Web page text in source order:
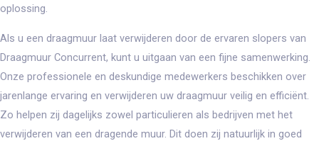
oplossing.
Als u een draagmuur laat verwijderen door de ervaren slopers van
Draagmuur Concurrent, kunt u uitgaan van een fijne samenwerking.
Onze professionele en deskundige medewerkers beschikken over
jarenlange ervaring en verwijderen uw draagmuur veilig en efficiënt.
Zo helpen zij dagelijks zowel particulieren als bedrijven met het
verwijderen van een dragende muur. Dit doen zij natuurlijk in goed